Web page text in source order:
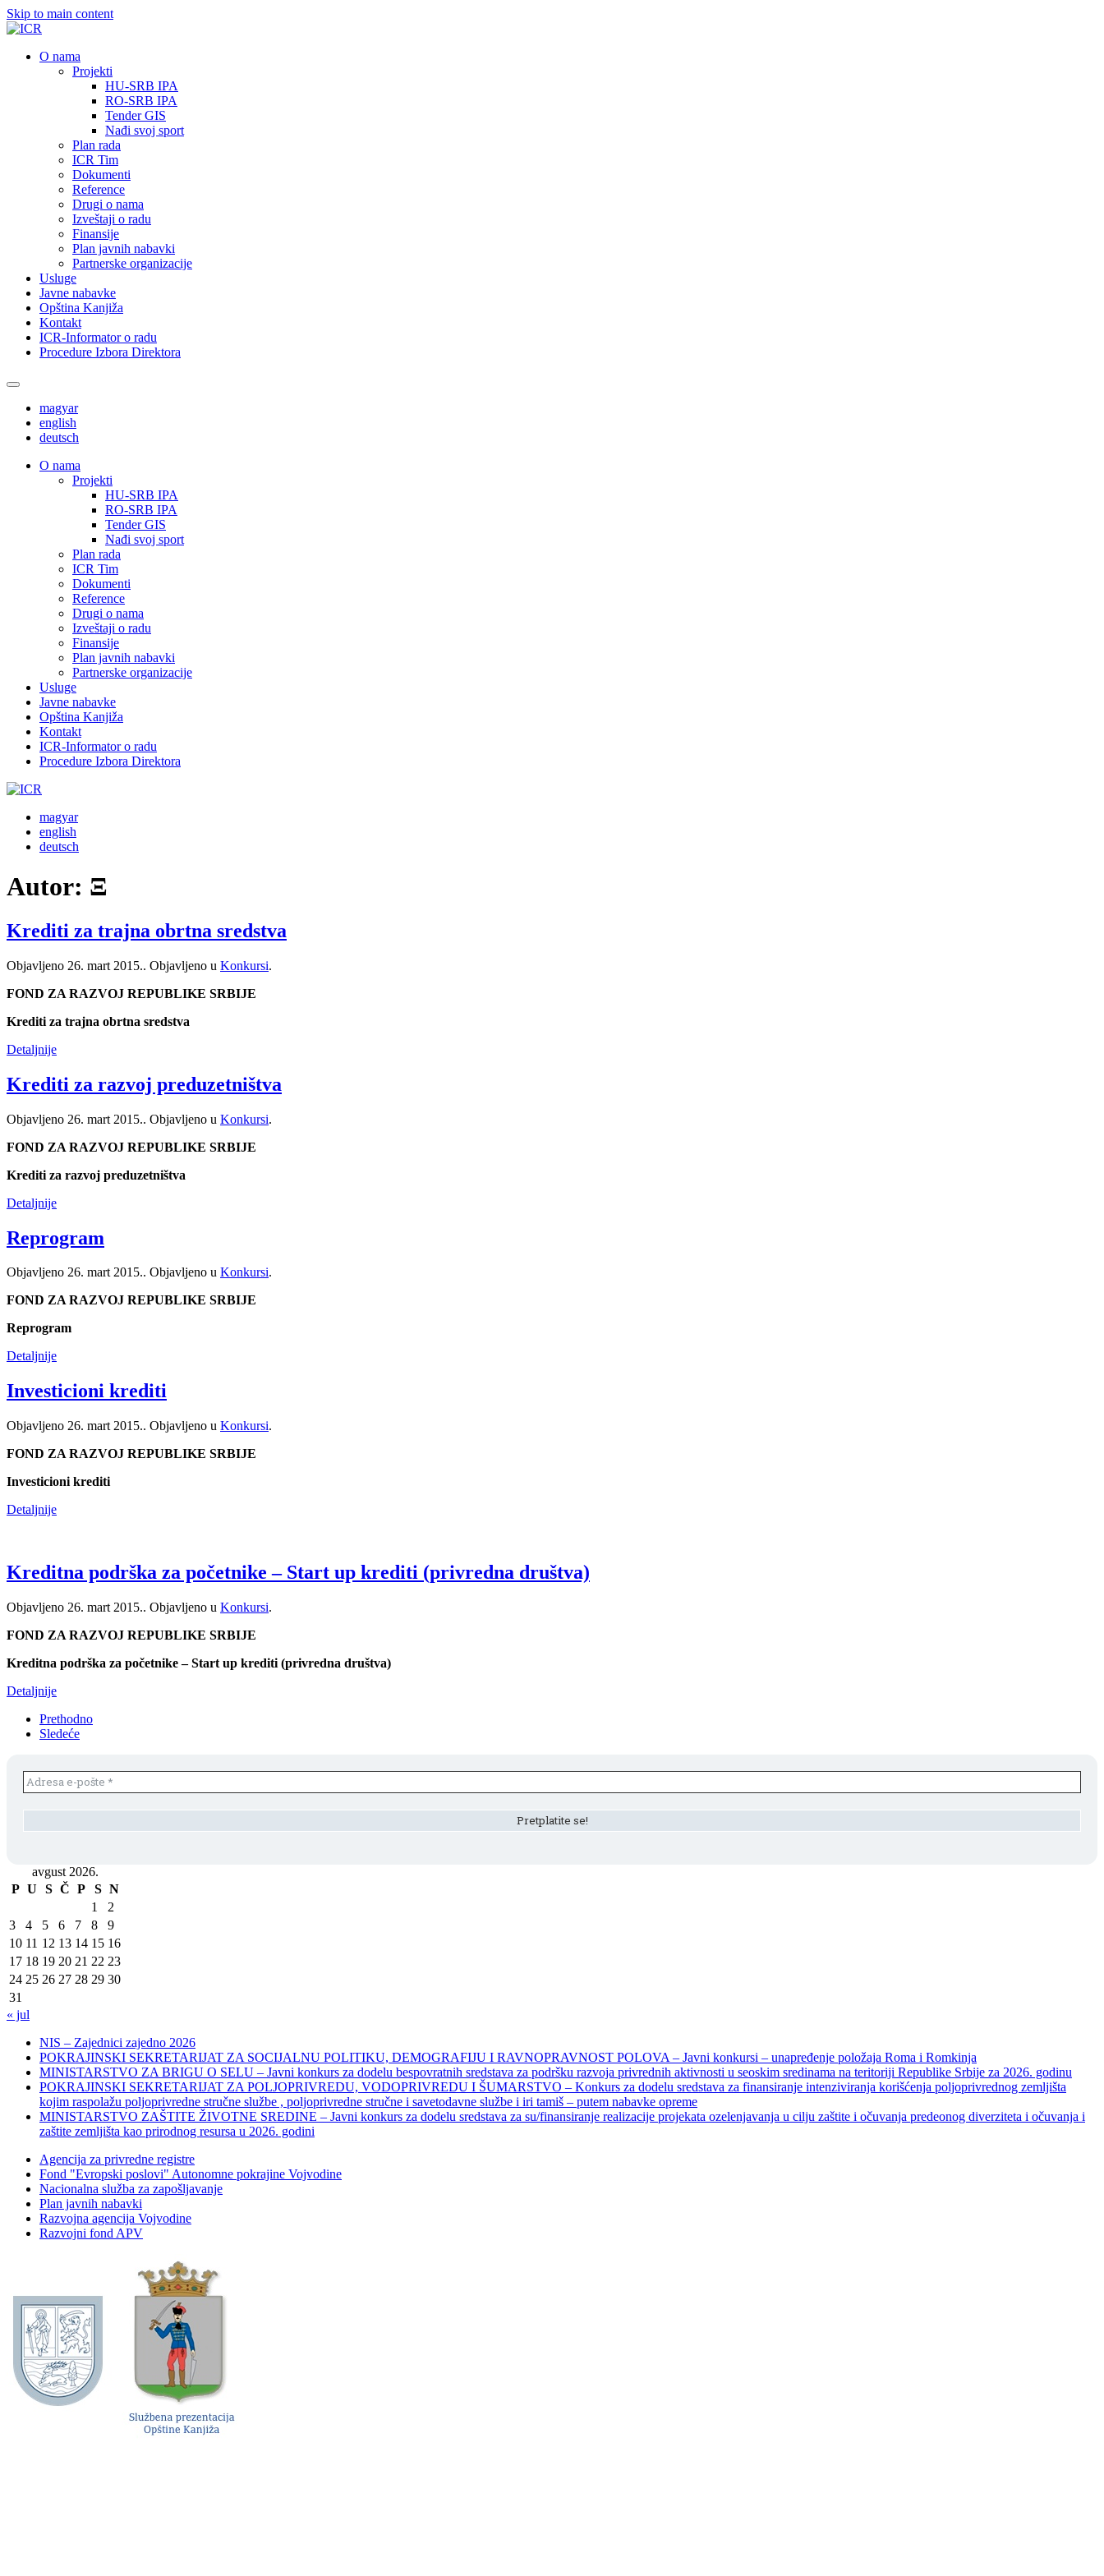
Skip to main content
О nama
Projekti
HU-SRB IPA
RO-SRB IPA
Tender GIS
Nađi svoj sport
Plan rada
ICR Tim
Dokumenti
Reference
Drugi o nama
Izveštaji o radu
Finansije
Plan javnih nabavki
Partnerske organizacije
Usluge
Javne nabavke
Opština Kanjiža
Kontakt
ICR-Informator o radu
Procedure Izbora Direktora
magyar
english
deutsch
О nama
Projekti
HU-SRB IPA
RO-SRB IPA
Tender GIS
Nađi svoj sport
Plan rada
ICR Tim
Dokumenti
Reference
Drugi o nama
Izveštaji o radu
Finansije
Plan javnih nabavki
Partnerske organizacije
Usluge
Javne nabavke
Opština Kanjiža
Kontakt
ICR-Informator o radu
Procedure Izbora Direktora
magyar
english
deutsch
Autor: Ξ
Krediti za trajna obrtna sredstva
Objavljeno 26. mart 2015.. Objavljeno u Konkursi.
FOND ZA RAZVOJ REPUBLIKE SRBIJE
Krediti za trajna obrtna sredstva
Detaljnije
Krediti za razvoj preduzetništva
Objavljeno 26. mart 2015.. Objavljeno u Konkursi.
FOND ZA RAZVOJ REPUBLIKE SRBIJE
Krediti za razvoj preduzetništva
Detaljnije
Reprogram
Objavljeno 26. mart 2015.. Objavljeno u Konkursi.
FOND ZA RAZVOJ REPUBLIKE SRBIJE
Reprogram
Detaljnije
Investicioni krediti
Objavljeno 26. mart 2015.. Objavljeno u Konkursi.
FOND ZA RAZVOJ REPUBLIKE SRBIJE
Investicioni krediti
Detaljnije
Kreditna podrška za početnike – Start up krediti (privredna društva)
Objavljeno 26. mart 2015.. Objavljeno u Konkursi.
FOND ZA RAZVOJ REPUBLIKE SRBIJE
Kreditna podrška za početnike – Start up krediti (privredna društva)
Detaljnije
Prethodno
Sledeće
avgust 2026.
P U S Č P S N
1
2
3
4 5 6 7 8
9
10 11 12 13 14 15 16
17 18 19 20 21 22 23
24 25 26 27 28 29 30
31
« jul
NIS – Zajednici zajedno 2026
POKRAJINSKI SEKRETARIJAT ZA SOCIJALNU POLITIKU, DEMOGRAFIJU I RAVNOPRAVNOST POLOVA – Javni konkursi – unapređenje položaja Roma i Romkinja
MINISTARSTVO ZA BRIGU O SELU – Javni konkurs za dodelu bespovratnih sredstava za podršku razvoja privrednih aktivnosti u seoskim sredinama na teritoriji Republike Srbije za 2026. godinu
POKRAJINSKI SEKRETARIJAT ZA POLJOPRIVREDU, VODOPRIVREDU I ŠUMARSTVO – Konkurs za dodelu sredstava za finansiranje intenziviranja korišćenja poljoprivrednog zemljišta
kojim raspolažu poljoprivredne stručne službe , poljoprivredne stručne i savetodavne službe i iri tamiš ‒ putem nabavke opreme
MINISTARSTVO ZAŠTITE ŽIVOTNE SREDINE – Javni konkurs za dodelu sredstava za su/finansiranje realizacije projekata ozelenjavanja u cilju zaštite i očuvanja predeonog diverziteta i očuvanja i
zaštite zemljišta kao prirodnog resursa u 2026. godini
Agencija za privredne registre
Fond "Evropski poslovi" Autonomne pokrajine Vojvodine
Nacionalna služba za zapošljavanje
Plan javnih nabavki
Razvojna agencija Vojvodine
Razvojni fond APV